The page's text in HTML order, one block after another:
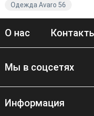
качественных и
Одежда Avaro 56
О нас
Мы в соцсетях
Информация